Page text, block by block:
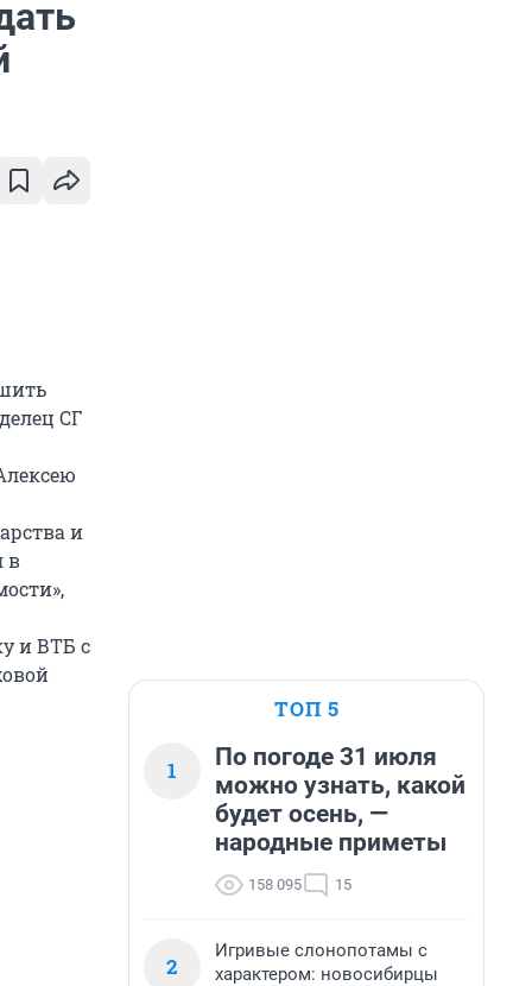
СГ
и
в
и ВТБ с
ТОП 5
1
По погоде 31 июля
можно узнать, какой
будет осень, —
народные приметы
158 095 15
2
Игривые слонопотамы с
характером: новосибирцы